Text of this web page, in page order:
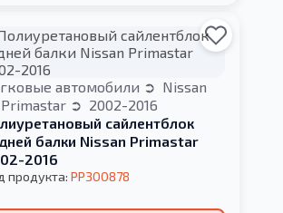
автомобили
Nissan
Primastar
2002-2016
сайлентблок
балки Nissan Primastar
2016
продукта:PP300878